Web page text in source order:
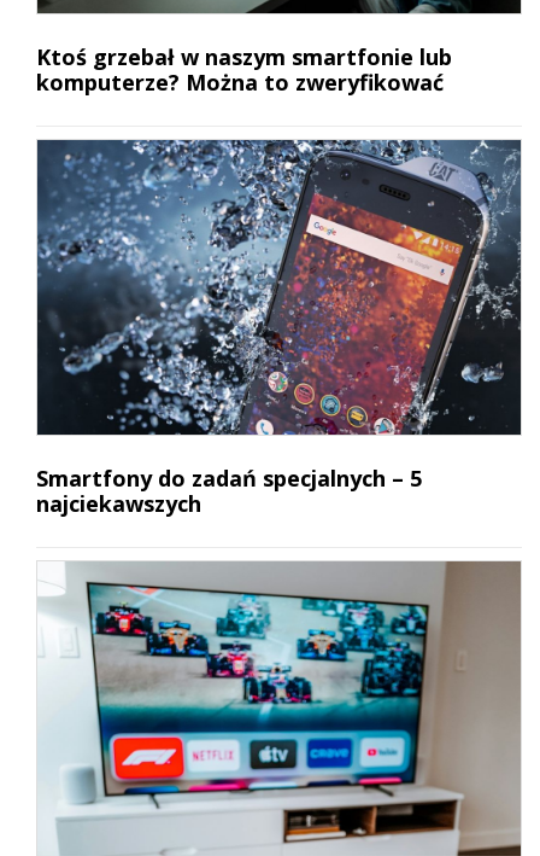
Ktoś grzebał w naszym smartfonie lub
komputerze? Można to zweryfikować
Smartfony do zadań specjalnych – 5
najciekawszych